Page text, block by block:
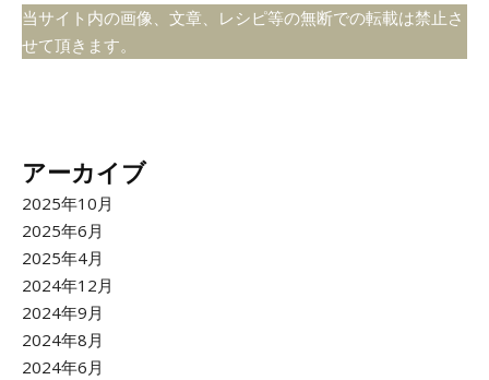
当サイト内の画像、文章、レシピ等の無断での転載は禁止さ
せて頂きます。
アーカイブ
2025年10月
2025年6月
2025年4月
2024年12月
2024年9月
2024年8月
2024年6月